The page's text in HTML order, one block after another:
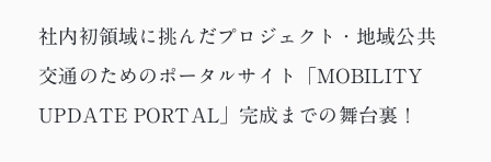
社内初領域に挑んだプロジェクト・地域公共
交通のためのポータルサイト「MOBILITY
UPDATE PORTAL」完成までの舞台裏！